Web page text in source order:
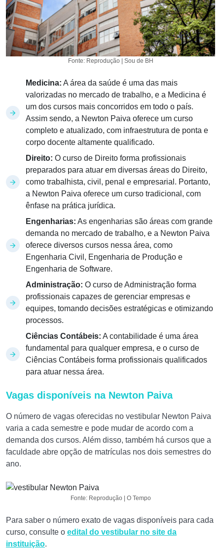
Fonte: Reprodução | Sou de BH
Medicina: A área da saúde é uma das mais
valorizadas no mercado de trabalho, e a Medicina é
um dos cursos mais concorridos em todo o país.
Assim sendo, a Newton Paiva oferece um curso
completo e atualizado, com infraestrutura de ponta e
corpo docente altamente qualificado.
Direito: O curso de Direito forma profissionais
preparados para atuar em diversas áreas do Direito,
como trabalhista, civil, penal e empresarial. Portanto,
a Newton Paiva oferece um curso tradicional, com
ênfase na prática jurídica.
Engenharias: As engenharias são áreas com grande
demanda no mercado de trabalho, e a Newton Paiva
oferece diversos cursos nessa área, como
Engenharia Civil, Engenharia de Produção e
Engenharia de Software.
Administração: O curso de Administração forma
profissionais capazes de gerenciar empresas e
equipes, tomando decisões estratégicas e otimizando
processos.
Ciências Contábeis: A contabilidade é uma área
fundamental para qualquer empresa, e o curso de
Ciências Contábeis forma profissionais qualificados
para atuar nessa área.
Vagas disponíveis na Newton Paiva
O número de vagas oferecidas no vestibular Newton Paiva
varia a cada semestre e pode mudar de acordo com a
demanda dos cursos. Além disso, também há cursos que a
faculdade abre opção de matrículas nos dois semestres do
ano.
Fonte: Reprodução | O Tempo
Para saber o número exato de vagas disponíveis para cada
curso, consulte o edital do vestibular no site da
instituição.